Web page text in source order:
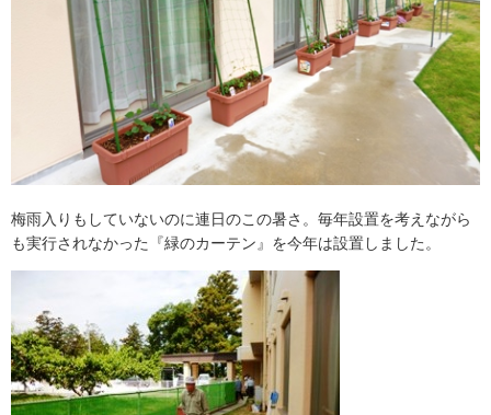
梅雨入りもしていないのに連日のこの暑さ。毎年設置を考えながら
も実行されなかった『緑のカーテン』を今年は設置しました。